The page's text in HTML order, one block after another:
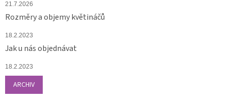
21.7.2026
Rozměry a objemy květináčů
18.2.2023
Jak u nás objednávat
18.2.2023
ARCHIV